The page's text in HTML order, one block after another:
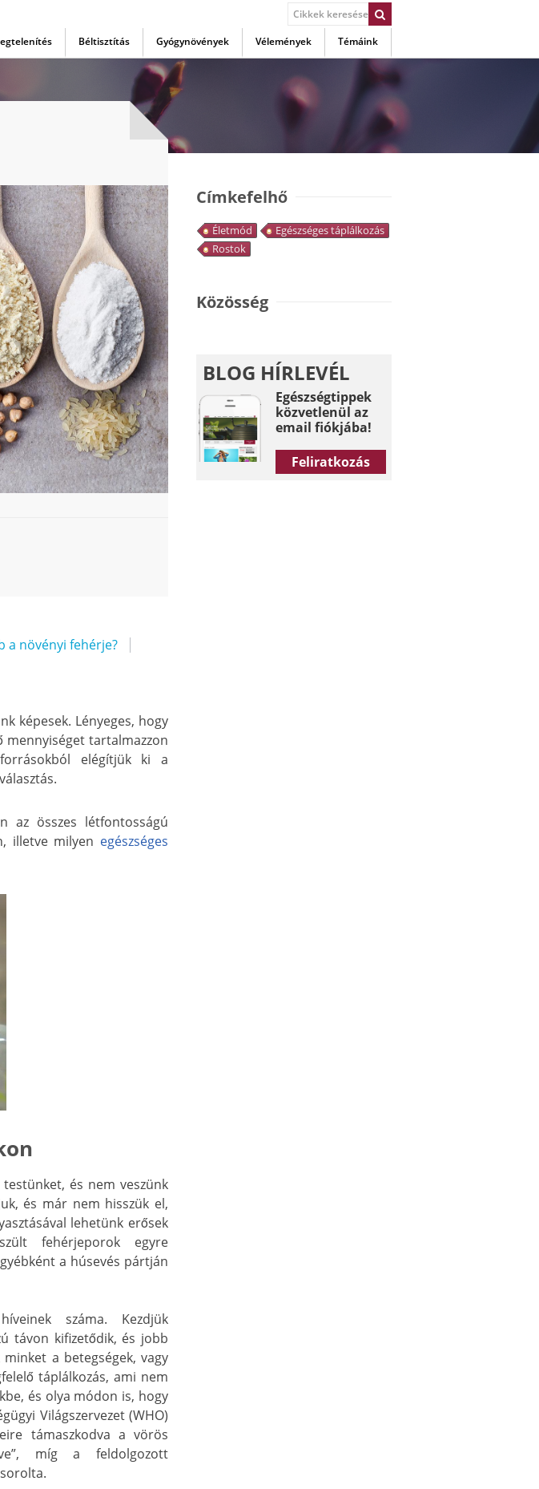
Béltisztítás Gyógynövények Vélemények Témáink
a növényi fehérje?
képesek. Lényeges, hogy
tartalmazzon
elégítjük ki a
az összes létfontosságú
illetve milyen egészséges
és nem veszünk
és már nem hisszük el,
lehetünk erősek
fehérjeporok egyre
a húsevés pártján
száma. Kezdjük
távon kifizetődik, és jobb
a betegségek, vagy
táplálkozás, ami nem
és olya módon is, hogy
Világszervezet (WHO)
támaszkodva a vörös
míg a feldolgozott
Címkefelhő
Életmód
Egészséges táplálkozás
Rostok
Közösség
BLOG HÍRLEVÉL
Egészségtippek
közvetlenül az
email fiókjába!
Feliratkozás